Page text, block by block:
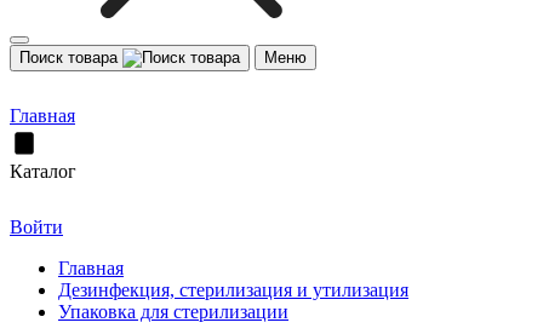
Поиск товара Меню
Главная
Каталог
Войти
Главная
Дезинфекция, стерилизация и утилизация
Упаковка для стерилизации